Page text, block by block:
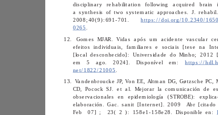
0265
net/1822/21005